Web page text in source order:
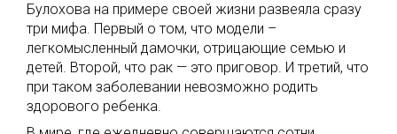
Булохова на примере своей жизни развеяла сразу
три мифа. Первый о том, что модели –
легкомысленный дамочки, отрицающие семью и
детей. Второй, что рак — это приговор. И третий, что
при таком заболевании невозможно родить
здорового ребенка.